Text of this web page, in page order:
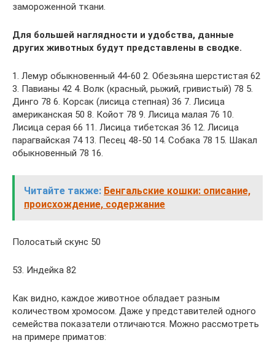
замороженной ткани.
Для большей наглядности и удобства, данные
других животных будут представлены в сводке.
1. Лемур обыкновенный 44-60 2. Обезьяна шерстистая 62
3. Павианы 42 4. Волк (красный, рыжий, гривистый) 78 5.
Динго 78 6. Корсак (лисица степная) 36 7. Лисица
американская 50 8. Койот 78 9. Лисица малая 76 10.
Лисица серая 66 11. Лисица тибетская 36 12. Лисица
парагвайская 74 13. Песец 48-50 14. Собака 78 15. Шакал
обыкновенный 78 16.
Читайте также: Бенгальские кошки: описание,
происхождение, содержание
Полосатый скунс 50
53. Индейка 82
Как видно, каждое животное обладает разным
количеством хромосом. Даже у представителей одного
семейства показатели отличаются. Можно рассмотреть
на примере приматов: